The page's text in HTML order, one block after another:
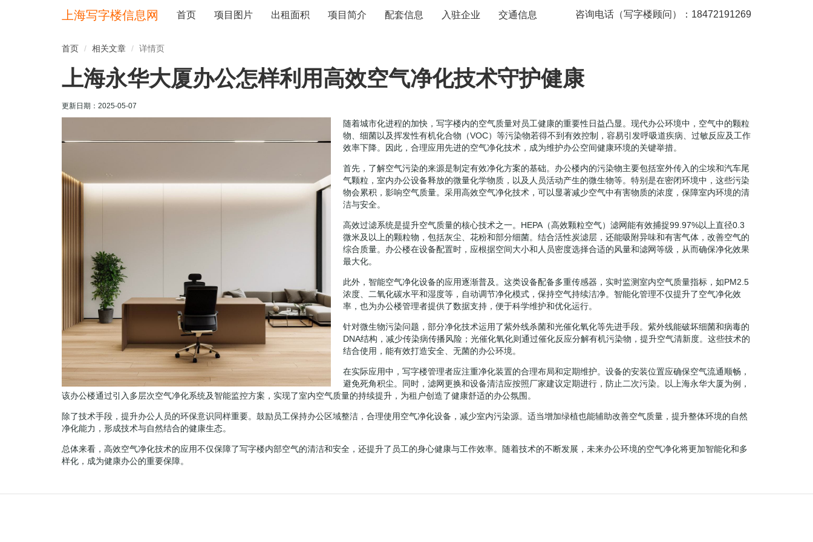
上海写字楼信息网 首页 项目图片 出租面积 项目简介 配套信息 入驻企业 交通信息 咨询电话（写字楼顾问）：18472191269
首页 相关文章 详情页
上海永华大厦办公怎样利用高效空气净化技术守护健康
更新日期： 2025-05-07
随着城市化进程的加快，写字楼内的空气质量对员工健康的重要性日益凸显。现代办公环境中，空气中的颗粒
物、细菌以及挥发性有机化合物（VOC）等污染物若得不到有效控制，容易引发呼吸道疾病、过敏反应及工作
效率下降。因此，合理应用先进的空气净化技术，成为维护办公空间健康环境的关键举措。
首先，了解空气污染的来源是制定有效净化方案的基础。办公楼内的污染物主要包括室外传入的尘埃和汽车尾
气颗粒，室内办公设备释放的微量化学物质，以及人员活动产生的微生物等。特别是在密闭环境中，这些污染
物会累积，影响空气质量。采用高效空气净化技术，可以显著减少空气中有害物质的浓度，保障室内环境的清
洁与安全。
高效过滤系统是提升空气质量的核心技术之一。HEPA（高效颗粒空气）滤网能有效捕捉99.97%以上直径0.3
微米及以上的颗粒物，包括灰尘、花粉和部分细菌。结合活性炭滤层，还能吸附异味和有害气体，改善空气的
综合质量。办公楼在设备配置时，应根据空间大小和人员密度选择合适的风量和滤网等级，从而确保净化效果
最大化。
此外，智能空气净化设备的应用逐渐普及。这类设备配备多重传感器，实时监测室内空气质量指标，如PM2.5
浓度、二氧化碳水平和湿度等，自动调节净化模式，保持空气持续洁净。智能化管理不仅提升了空气净化效
率，也为办公楼管理者提供了数据支持，便于科学维护和优化运行。
针对微生物污染问题，部分净化技术运用了紫外线杀菌和光催化氧化等先进手段。紫外线能破坏细菌和病毒的
DNA结构，减少传染病传播风险；光催化氧化则通过催化反应分解有机污染物，提升空气清新度。这些技术的
结合使用，能有效打造安全、无菌的办公环境。
在实际应用中，写字楼管理者应注重净化装置的合理布局和定期维护。设备的安装位置应确保空气流通顺畅，
避免死角积尘。同时，滤网更换和设备清洁应按照厂家建议定期进行，防止二次污染。以上海永华大厦为例，
该办公楼通过引入多层次空气净化系统及智能监控方案，实现了室内空气质量的持续提升，为租户创造了健康舒适的办公氛围。
除了技术手段，提升办公人员的环保意识同样重要。鼓励员工保持办公区域整洁，合理使用空气净化设备，减少室内污染源。适当增加绿植也能辅助改善空气质量，提升整体环境的自然
净化能力，形成技术与自然结合的健康生态。
总体来看，高效空气净化技术的应用不仅保障了写字楼内部空气的清洁和安全，还提升了员工的身心健康与工作效率。随着技术的不断发展，未来办公环境的空气净化将更加智能化和多
样化，成为健康办公的重要保障。